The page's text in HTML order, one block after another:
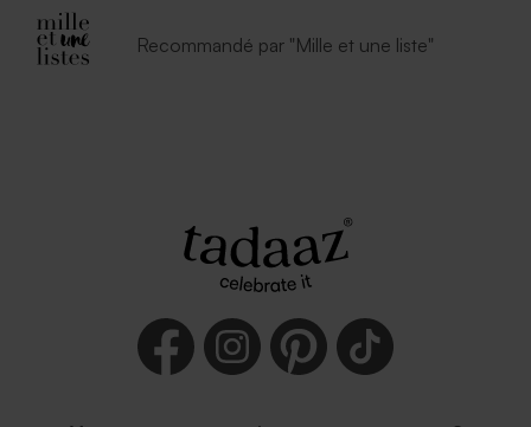
Recommandé par "Mille et une liste"